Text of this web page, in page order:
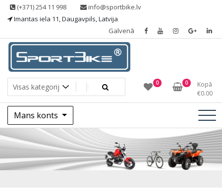
Skip (+371) 254 11 998
info@sportbike.lv
Imantas iela 11, Daugavpils, Latvija
Galvenā
Sportbike
Sporting goods 0 0
Kopā
€0.00
Mans konts